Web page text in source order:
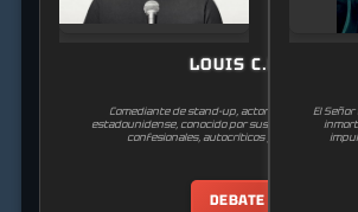
LOUIS C.K.
Comediante de stand-up, actor, escritor y
estadounidense, conocido por sus especiales de
confesionales, autocríticos y provocadores.
DEBATE
El